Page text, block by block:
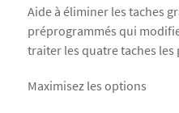
Aide à éliminer les taches
préprogrammés qui
traiter les quatre taches les
Maximisez les options